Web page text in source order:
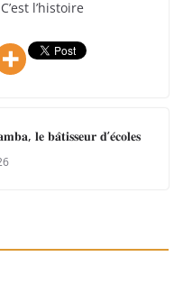
l’histoire
𝐥𝐞 𝐛𝐚̂𝐭𝐢𝐬𝐬𝐞𝐮𝐫 𝐝’𝐞́𝐜𝐨𝐥𝐞𝐬